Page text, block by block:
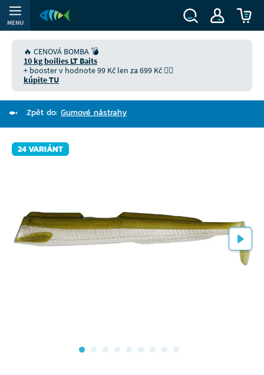
MENU
🔥 CENOVÁ BOMBA 💣
10 kg boilies LT Baits
+ booster v hodnote 99 Kč len za 699 Kč 👉🏻
kúpite TU
Zpět do: Gumové nástrahy
24 VARIÁNT